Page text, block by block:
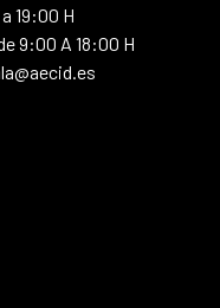
19:00 H
9:00 A 18:00 H